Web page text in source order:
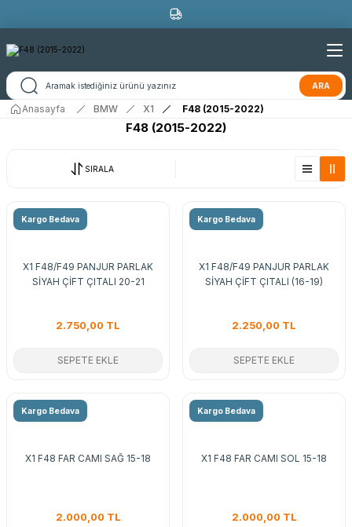
ARA
Anasayfa BMW X1 F48 (2015-2022)
F48 (2015-2022)
SIRALA
Kargo Bedava
X1 F48/F49 PANJUR PARLAK
SİYAH ÇİFT ÇITALI 20-21
2.750,00 TL
SEPETE EKLE
Kargo Bedava
X1 F48/F49 PANJUR PARLAK
SİYAH ÇİFT ÇITALI (16-19)
2.250,00 TL
SEPETE EKLE
Kargo Bedava
X1 F48 FAR CAMI SAĞ 15-18
2.000,00 TL
Kargo Bedava
X1 F48 FAR CAMI SOL 15-18
2.000,00 TL